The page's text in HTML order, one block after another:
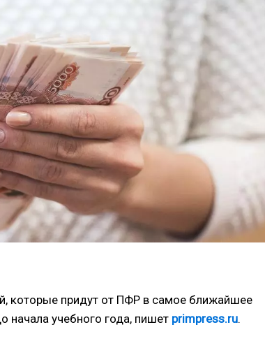
которые придут от ПФР в самое ближайшее
начала учебного года, пишет primpress.ru.